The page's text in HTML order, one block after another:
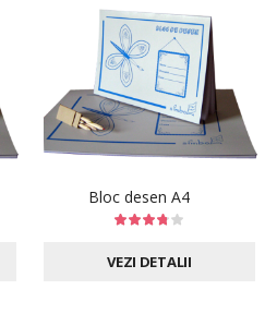
Bloc desen A4
VEZI DETALII